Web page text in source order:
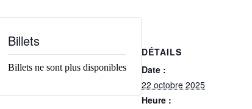
DÉTAILS
Date :
22 octobre 2025
Heure :
Billets
Billets ne sont plus disponibles